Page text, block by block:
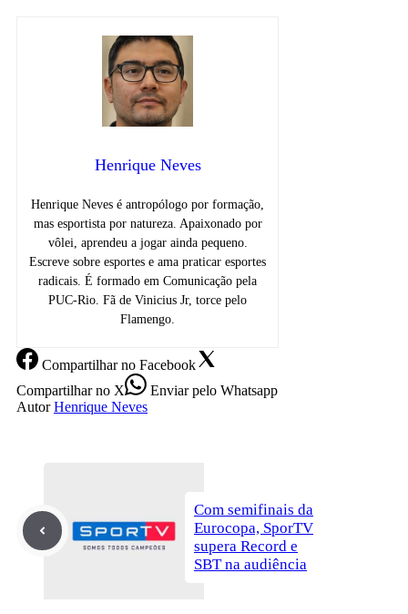
Henrique Neves
Henrique Neves é antropólogo por formação,
mas esportista por natureza. Apaixonado por
vôlei, aprendeu a jogar ainda pequeno.
Escreve sobre esportes e ama praticar esportes
radicais. É formado em Comunicação pela
PUC-Rio. Fã de Vinicius Jr, torce pelo
Flamengo.
Compartilharno Facebook
Compartilharno X Enviarpelo Whatsapp
Autor Henrique Neves
Com semifinais da
Eurocopa, SporTV
supera Record e
SBT na audiência